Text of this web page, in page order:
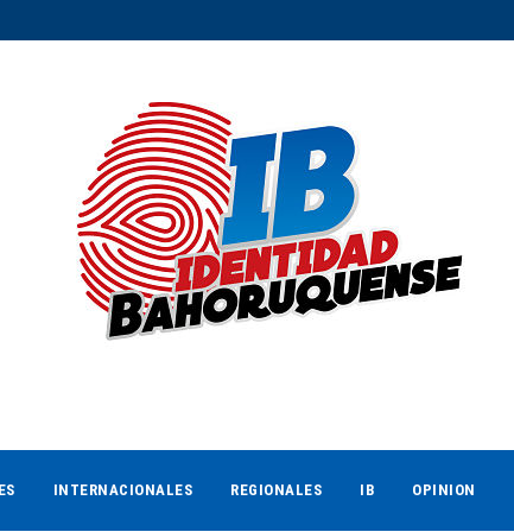
INTERNACIONALES REGIONALES IB OPINION